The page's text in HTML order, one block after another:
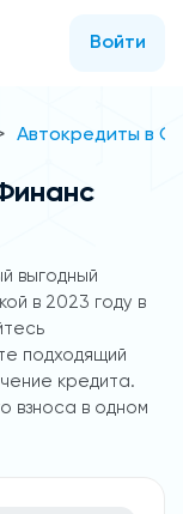
Войти
Автокредиты в
выгодный
в 2023 году в
подходящий
кредита.
взноса в одном